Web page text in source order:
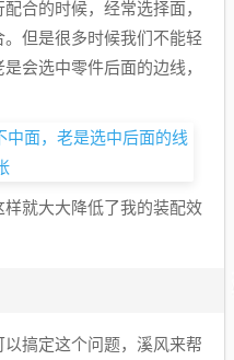
合的时候，经常选择面，
但是很多时候我们不能轻
会选中零件后面的边线，
就大大降低了我的装配效
搞定这个问题，溪风来帮